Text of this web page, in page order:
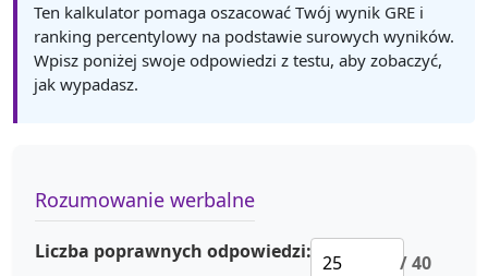
Ten kalkulator pomaga oszacować Twój wynik GRE i
ranking percentylowy na podstawie surowych wyników.
Wpisz poniżej swoje odpowiedzi z testu, aby zobaczyć,
jak wypadasz.
Rozumowanie werbalne
Liczba poprawnych odpowiedzi: / 40